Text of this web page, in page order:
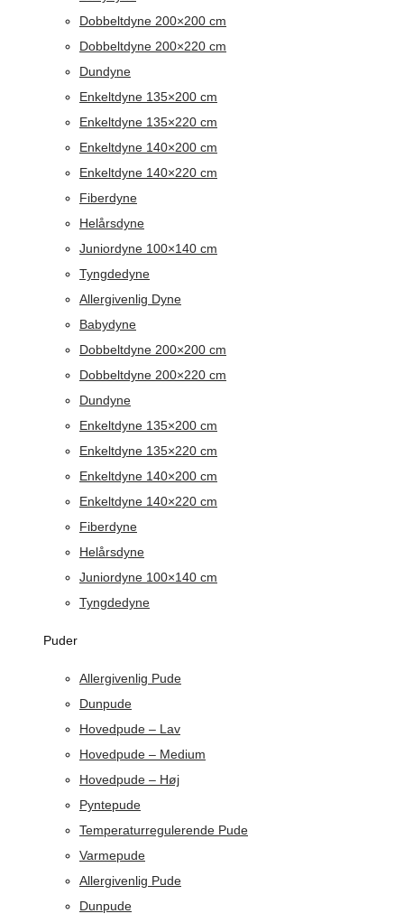
Dobbeltdyne 200×200 cm
Dobbeltdyne 200×220 cm
Dundyne
Enkeltdyne 135×200 cm
Enkeltdyne 135×220 cm
Enkeltdyne 140×200 cm
Enkeltdyne 140×220 cm
Fiberdyne
Helårsdyne
Juniordyne 100×140 cm
Tyngdedyne
Allergivenlig Dyne
Babydyne
Dobbeltdyne 200×200 cm
Dobbeltdyne 200×220 cm
Dundyne
Enkeltdyne 135×200 cm
Enkeltdyne 135×220 cm
Enkeltdyne 140×200 cm
Enkeltdyne 140×220 cm
Fiberdyne
Helårsdyne
Juniordyne 100×140 cm
Tyngdedyne
Puder
Allergivenlig Pude
Dunpude
Hovedpude – Lav
Hovedpude – Medium
Hovedpude – Høj
Pyntepude
Temperaturregulerende Pude
Varmepude
Allergivenlig Pude
Dunpude